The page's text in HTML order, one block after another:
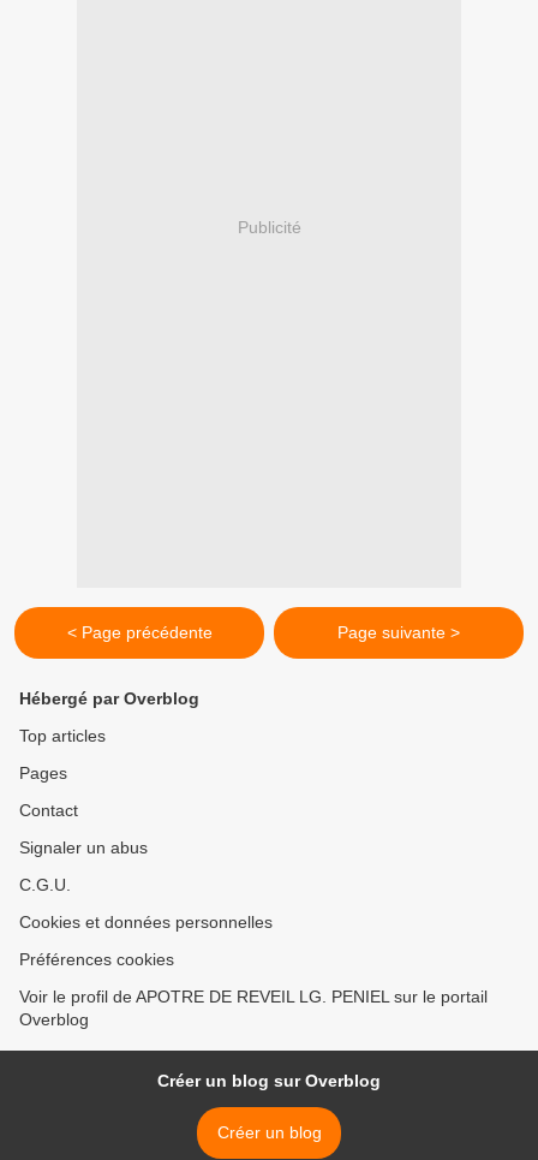
Publicité
< Page précédente Page suivante >
Hébergé par Overblog
Top articles
Pages
Contact
Signaler un abus
C.G.U.
Cookies et données personnelles
Préférences cookies
Voir le profil de APOTRE DE REVEIL LG. PENIEL sur le portail
Overblog
Créer un blog sur Overblog
Créer un blog